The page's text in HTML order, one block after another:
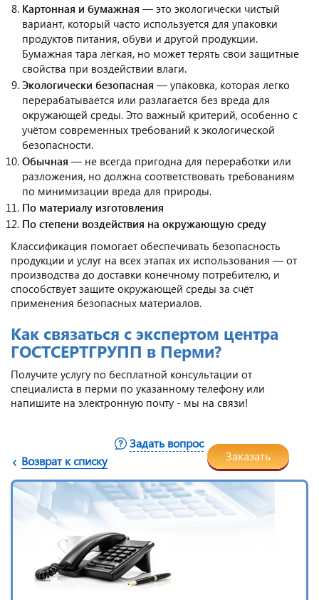
Картонная и бумажная — это экологически чистый
вариант, который часто используется для упаковки
продуктов питания, обуви и другой продукции.
Бумажная тара лёгкая, но может терять свои защитные
свойства при воздействии влаги.
Экологически безопасная — упаковка, которая легко
перерабатывается или разлагается без вреда для
окружающей среды. Это важный критерий, особенно с
учётом современных требований к экологической
безопасности.
Обычная — не всегда пригодна для переработки или
разложения, но должна соответствовать требованиям
по минимизации вреда для природы.
По материалу изготовления
По степени воздействия на окружающую среду
Классификация помогает обеспечивать безопасность
продукции и услуг на всех этапах их использования — от
производства до доставки конечному потребителю, и
способствует защите окружающей среды за счёт
применения безопасных материалов.
Как связаться с экспертом центра
ГОСТСЕРТГРУПП в Перми?
Получите услугу по бесплатной консультации от
специалиста в перми по указанному телефону или
напишите на электронную почту - мы на связи!
Возврат к списку
Задать вопрос
Заказать